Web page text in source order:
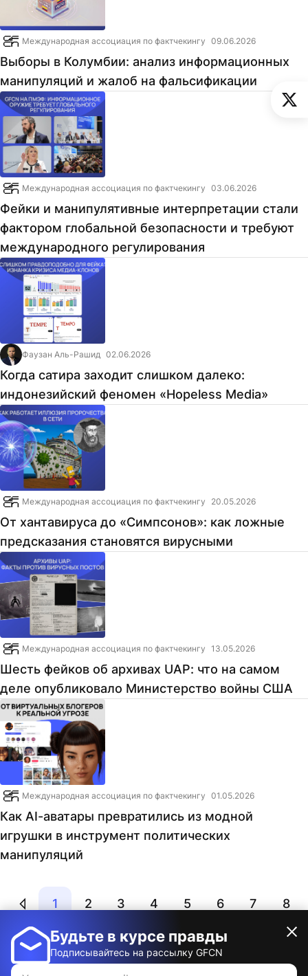
Будьте в курсе правды
Подписывайтесь на рассылку GFCN
Международная ассоциация по фактчекингу 09.06.2026
Выборы в Колумбии: анализ информационных
манипуляций и жалоб на фальсификации
Международная ассоциация по фактчекингу 03.06.2026
Фейки и манипулятивные интерпретации стали
фактором глобальной безопасности и требуют
международного регулирования
Фаузан Аль-Рашид 02.06.2026
Когда сатира заходит слишком далеко:
индонезийский феномен «Hopeless Media»
Международная ассоциация по фактчекингу 20.05.2026
От хантавируса до «Симпсонов»: как ложные
предсказания становятся вирусными
Международная ассоциация по фактчекингу 13.05.2026
Шесть фейков об архивах UAP: что на самом
деле опубликовало Министерство войны США
Международная ассоциация по фактчекингу 01.05.2026
Как AI-аватары превратились из модной
игрушки в инструмент политических
манипуляций
1 2 3 4 5 6 7 8